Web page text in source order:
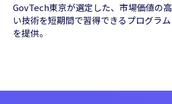
GovTech東京が選定した、市場価値の高
い技術を短期間で習得できるプログラム
を提供。